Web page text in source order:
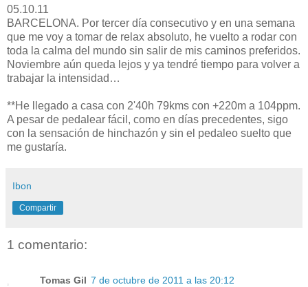
05.10.11
BARCELONA. Por tercer día consecutivo y en una semana
que me voy a tomar de relax absoluto, he vuelto a rodar con
toda la calma del mundo sin salir de mis caminos preferidos.
Noviembre aún queda lejos y ya tendré tiempo para volver a
trabajar la intensidad…
**He llegado a casa con 2'40h 79kms con +220m a 104ppm.
A pesar de pedalear fácil, como en días precedentes, sigo
con la sensación de hinchazón y sin el pedaleo suelto que
me gustaría.
Ibon
Compartir
1 comentario:
Tomas Gil 7 de octubre de 2011 a las 20:12